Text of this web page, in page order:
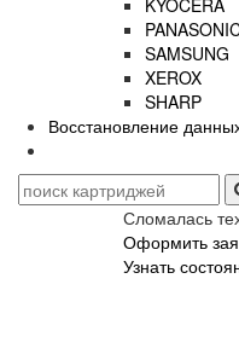
KYOCERA
SAMSUNG
XEROX
SHARP
Восстановление
Сломалась
Оформить
Узнать